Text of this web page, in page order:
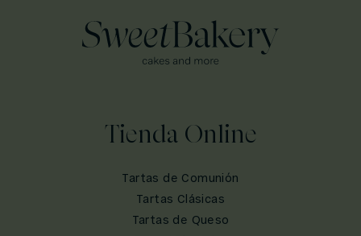
Tienda Online
Tartas de Comunión
Tartas Clásicas
Tartas de Queso